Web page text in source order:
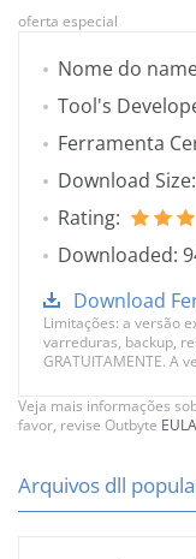
oferta especial
Nome do
Tool's
Ferramenta
Download
Rating:
Downloaded:
Download
Limitações: a versão
varreduras, backup,
GRATUITAMENTE. A
Veja mais informações
favor, revise Outbyte EULA
Arquivos dll